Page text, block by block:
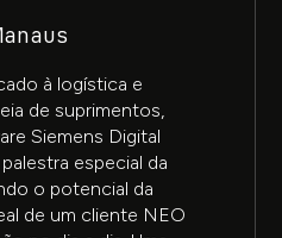
à logística e
de suprimentos,
Siemens Digital
especial da
o potencial da
de um cliente NEO